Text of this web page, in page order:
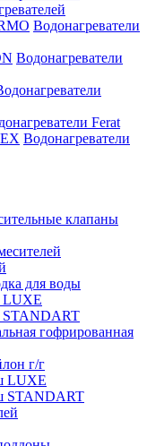
Водонагреватели
Водонагреватели
Ferat
Водонагреватели
клапаны
для воды
LUXE
STANDART
гофрированная
г/г
LUXE
STANDART